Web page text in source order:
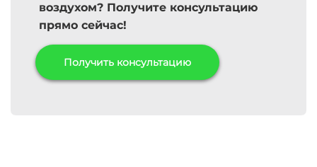
воздухом? Получите консультацию
прямо сейчас!
Получить консультацию